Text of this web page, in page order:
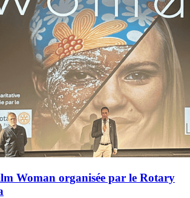
Woman organisée par le Rotary